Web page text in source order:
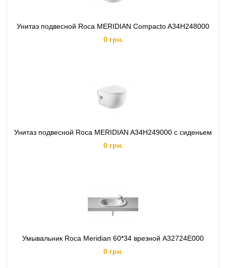
Унитаз подвесной Roca MERIDIAN Compacto A34H248000
0 грн.
Унитаз подвесной Roca MERIDIAN A34H249000 с сиденьем
0 грн.
Умывальник Roca Meridian 60*34 врезной A32724E000
0 грн.